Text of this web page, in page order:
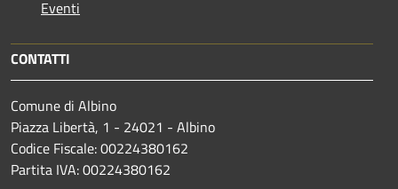
Eventi
CONTATTI
Comune di Albino
Piazza Libertà, 1 - 24021 - Albino
Codice Fiscale: 00224380162
Partita IVA: 00224380162